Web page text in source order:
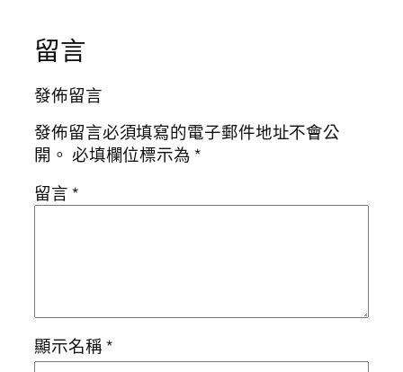
留言
發佈留言
發佈留言必須填寫的電子郵件地址不會公
開。 必填欄位標示為*
留言*
顯示名稱*